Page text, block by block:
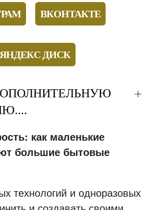
ВКОНТАКТЕ
ЯНДЕКС ДИСК
как маленькие
большие бытовые
технологий и одноразовых